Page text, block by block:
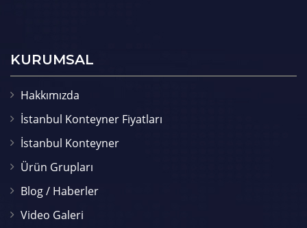
KURUMSAL
Hakkımızda
İstanbul Konteyner Fiyatları
İstanbul Konteyner
Ürün Grupları
Blog / Haberler
Video Galeri